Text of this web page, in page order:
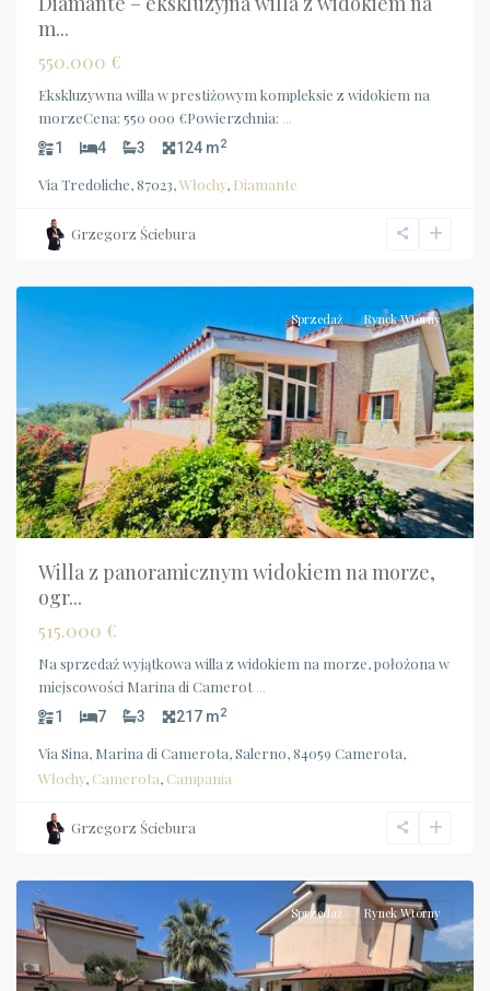
m...
550.000 €
Ekskluzywna willa w prestiżowym kompleksie z widokiem na
morzeCena: 550 000 €Powierzchnia: ...
1 4 3 124 m2
Via Tredoliche, 87023,Włochy, Diamante
Grzegorz Ściebura
Campania,
Sprzedaż Rynek Wtórny
Willa z panoramicznym widokiem na morze,
ogr...
515.000 €
Na sprzedaż wyjątkowa willa z widokiem na morze, położona w
miejscowości Marina di Camerot...
1 7 3 217 m2
Via Sina, Marina di Camerota, Salerno, 84059 Camerota,
Włochy, Camerota, Campania
Grzegorz Ściebura
Sprzedaż Rynek Wtórny